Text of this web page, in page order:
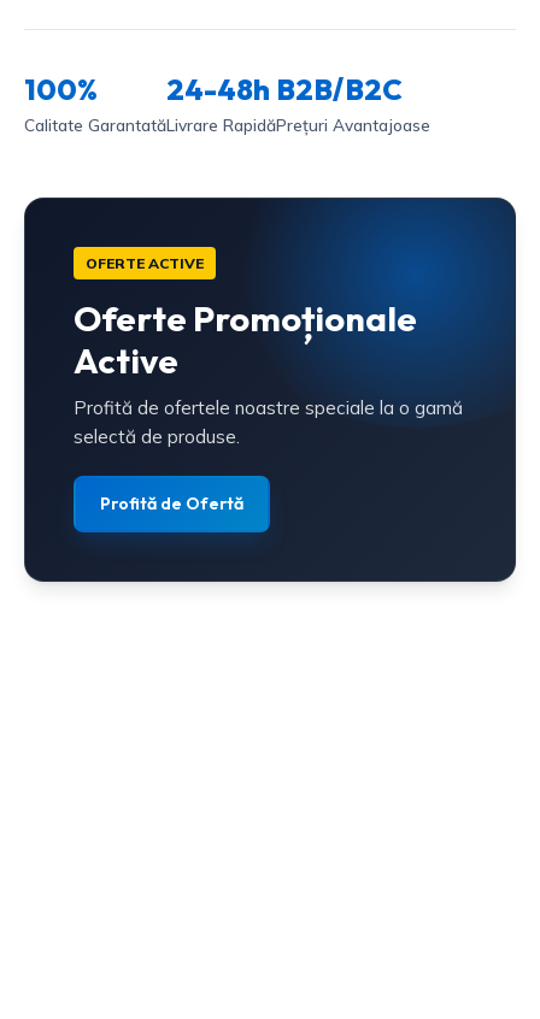
100%
Calitate Garantată
24-48h
Livrare Rapidă
B2B/B2C
Prețuri Avantajoase
OFERTE ACTIVE
Oferte Promoționale
Active
Profită de ofertele noastre speciale la o gamă
selectă de produse.
Profită de Ofertă